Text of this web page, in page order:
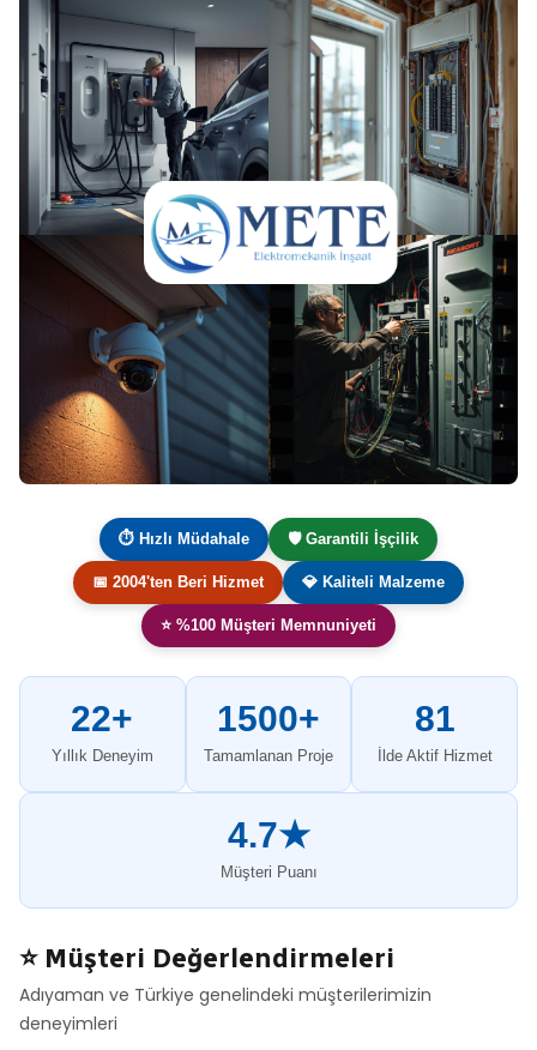
⏱ Hızlı Müdahale 🛡️ Garantili İşçilik
📅 2004'ten Beri Hizmet 💎 Kaliteli Malzeme
⭐ %100 Müşteri Memnuniyeti
22+
Yıllık Deneyim
1500+
Tamamlanan Proje
81
İlde Aktif Hizmet
4.7★
Müşteri Puanı
⭐ Müşteri Değerlendirmeleri
Adıyaman ve Türkiye genelindeki müşterilerimizin
deneyimleri